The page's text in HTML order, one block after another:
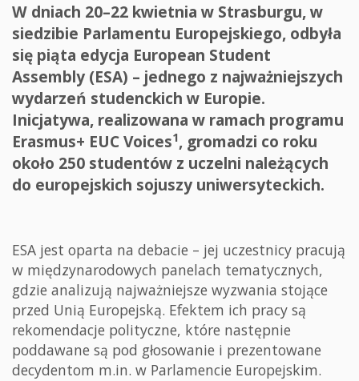
W dniach 20–22 kwietnia w Strasburgu, w
siedzibie Parlamentu Europejskiego, odbyła
się piąta edycja European Student
Assembly (ESA) – jednego z najważniejszych
wydarzeń studenckich w Europie.
Inicjatywa, realizowana w ramach programu
Erasmus+ EUC Voices1, gromadzi co roku
około 250 studentów z uczelni należących
do europejskich sojuszy uniwersyteckich.
ESA jest oparta na debacie – jej uczestnicy pracują
w międzynarodowych panelach tematycznych,
gdzie analizują najważniejsze wyzwania stojące
przed Unią Europejską. Efektem ich pracy są
rekomendacje polityczne, które następnie
poddawane są pod głosowanie i prezentowane
decydentom m.in. w Parlamencie Europejskim.